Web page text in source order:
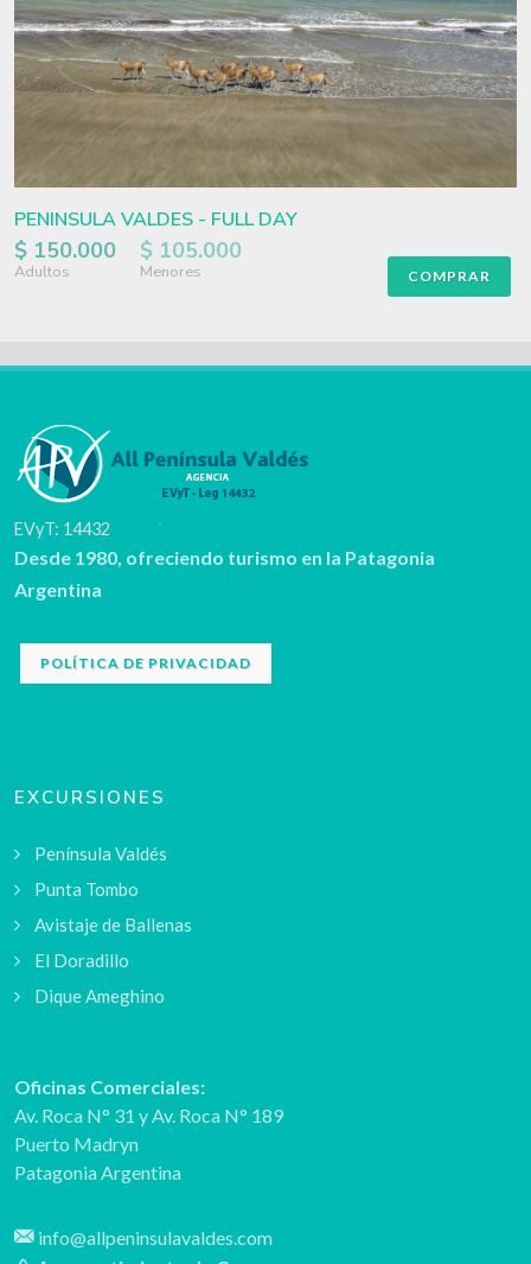
PENINSULA VALDES - FULL DAY
$ 150.000
Adultos
$ 105.000
Menores COMPRAR
EVyT: 14432
Desde 1980, ofreciendo turismo en la Patagonia
Argentina
POLÍTICA DE PRIVACIDAD
EXCURSIONES
Península Valdés
Punta Tombo
Avistaje de Ballenas
El Doradillo
Dique Ameghino
Oficinas Comerciales:
Av. Roca N° 31 yAv. Roca N° 189
Puerto Madryn
Patagonia Argentina
info@allpeninsulavaldes.com